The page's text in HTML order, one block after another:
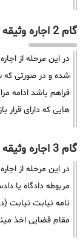
گام 2 اجاره وثیقه در نیر (بررسی پرونده)
در این مرحله از
شده و در صورتی که
فراهم باشد ادامه
هایی که دارای قرار
گام 3 اجاره وثیقه در نیر (مراجعه به شعبه)
در این مرحله از
مربوطه دادگاه یا
نامه نیابت نیابت
مقام قضایی اخذ